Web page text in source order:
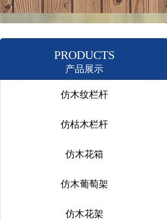
PRODUCTS
产品展示
仿木纹栏杆
仿枯木栏杆
仿木花箱
仿木葡萄架
仿木花架